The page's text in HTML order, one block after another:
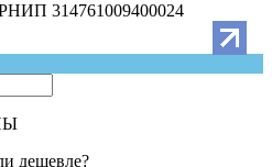
314761009400024
дешевле?